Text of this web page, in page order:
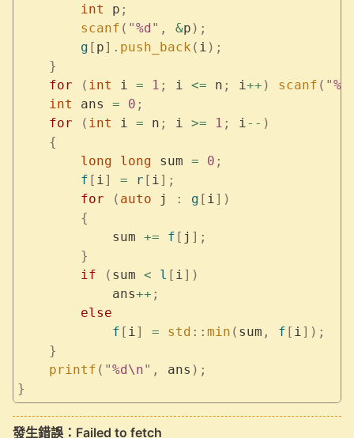
        int
p ;
        scanf
( "%d" , &p );
        g
[ p]. push_back ( i );
    }
    for
( int i = 1 ; i <= n ; i++ ) scanf ( "
    int
ans = 0 ;
    for
( int i = n ; i >= 1 ; i-- )
    {
        long
long sum = 0 ;
        f
[ i] = r [ i];
        for
( auto j : g [ i])
        {
            sum
+= f [ j ];
        }
        if
( sum < l [ i])
            ans
++ ;
        else
            f
[ i] = std :: min ( sum , f [ i]);
    }
    printf
( "%d\n" , ans );
}